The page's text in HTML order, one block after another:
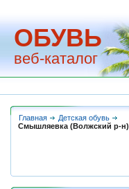
ОБУВЬ
веб-каталог
Главная
Детская обувь
Смышляевка (Волжский р-н)